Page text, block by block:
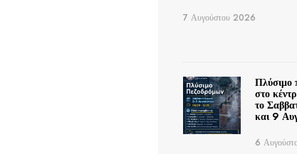
7 Αυγούστου 2026
Πλύσιμο
στο
το
και 9
6